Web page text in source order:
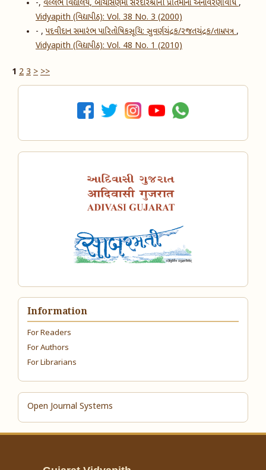
-, વલ્લભ વિદ્યાલય, બોચાસણમાં સરદારશ્રીની પ્રતિમાનો અનાવરણવિધિ,
Vidyapith (વિદ્યાપીઠ): Vol. 38 No. 3 (2000)
- ,પદવીદાન સમારંભ પારિતોષિકસૂચિ: સુવર્ણચંદ્રક/રજતચંદ્રક/તામ્રપત્ર ,
Vidyapith (વિદ્યાપીઠ): Vol. 48 No. 1 (2010)
1 2 3 > >>
Information
For Readers
For Authors
For Librarians
Open Journal Systems